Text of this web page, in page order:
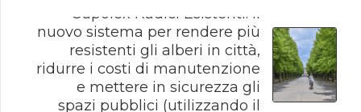
Cupolex Radici Esistenti: il
nuovo sistema per rendere più
resistenti gli alberi in città,
ridurre i costi di manutenzione
e mettere in sicurezza gli
spazi pubblici (utilizzando il